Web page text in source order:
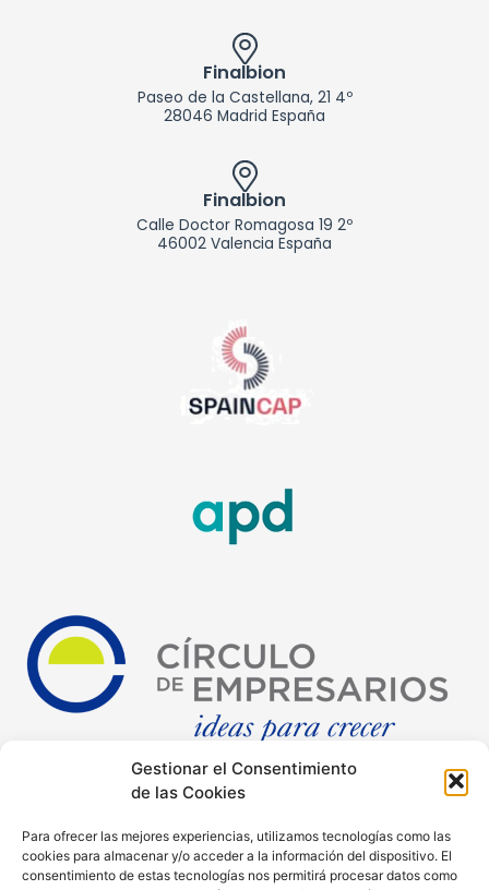
Gestionar el Consentimiento
de las Cookies
Para ofrecer las mejores experiencias, utilizamos tecnologías como las
cookies para almacenar y/o acceder a la información del dispositivo. El
consentimiento de estas tecnologías nos permitirá procesar datos como
Finalbion
Paseo de la Castellana, 21 4º
28046 Madrid España
Finalbion
Calle Doctor Romagosa 19 2º
46002 Valencia España